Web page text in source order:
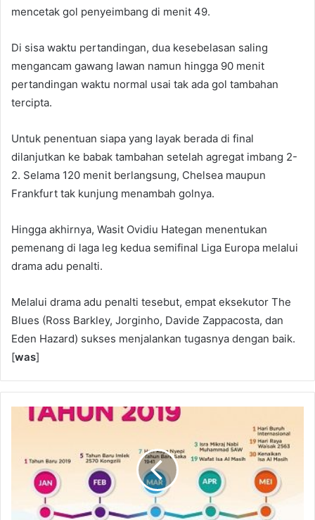
mencetak gol penyeimbang di menit 49.
Di sisa waktu pertandingan, dua kesebelasan saling
mengancam gawang lawan namun hingga 90 menit
pertandingan waktu normal usai tak ada gol tambahan
tercipta.
Untuk penentuan siapa yang layak berada di final
dilanjutkan ke babak tambahan setelah agregat imbang 2-
2. Selama 120 menit berlangsung, Chelsea maupun
Frankfurt tak kunjung menambah golnya.
Hingga akhirnya, Wasit Ovidiu Hategan menentukan
pemenang di laga leg kedua semifinal Liga Europa melalui
drama adu penalti.
Melalui drama adu penalti tesebut, empat eksekutor The
Blues (Ross Barkley, Jorginho, Davide Zappacosta, dan
Eden Hazard) sukses menjalankan tugasnya dengan baik.
[was]